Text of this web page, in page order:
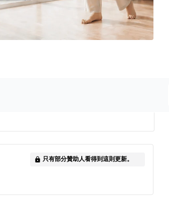
lock 只有部分贊助人看得到這則更新。